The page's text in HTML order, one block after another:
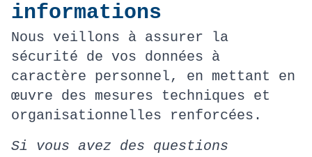
informations
Nous veillons à assurer la
sécurité de vos données à
caractère personnel, en mettant en
œuvre des mesures techniques et
organisationnelles renforcées.
Si vous avez des questions